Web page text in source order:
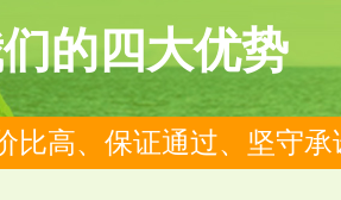
的四大优势
比高、保证通过、坚守承